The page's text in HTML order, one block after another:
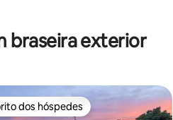
braseira exterior
dos hóspedes
dos hóspedes